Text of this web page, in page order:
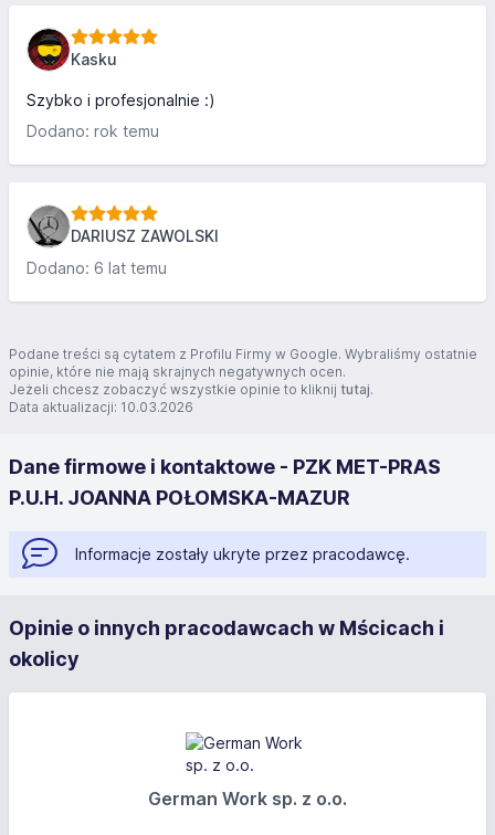
Kasku
Szybko i profesjonalnie :)
Dodano: rok temu
DARIUSZ ZAWOLSKI
Dodano: 6 lat temu
Podane treści są cytatem z Profilu Firmy w Google. Wybraliśmy ostatnie
opinie, które nie mają skrajnych negatywnych ocen.
Jeżeli chcesz zobaczyć wszystkie opinie to kliknij tutaj.
Data aktualizacji: 10.03.2026
Dane firmowe i kontaktowe - PZK MET-PRAS
P.U.H. JOANNA POŁOMSKA-MAZUR
Informacje zostały ukryte przez pracodawcę.
Opinie o innych pracodawcach w Mścicach i
okolicy
German Work sp. z o.o.